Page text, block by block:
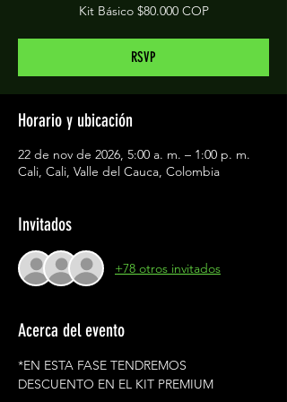
Kit Básico $80.000 COP
RSVP
Horario y ubicación
22 de nov de 2026, 5:00 a. m. – 1:00 p. m.
Cali, Cali, Valle del Cauca, Colombia
Invitados
+78 otros invitados
Acerca del evento
*EN ESTA FASE TENDREMOS
DESCUENTO EN EL KIT PREMIUM